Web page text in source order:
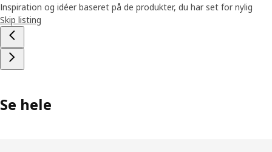
Inspiration og idéer baseret på de produkter, du har set for nylig
Skip listing
Se hele